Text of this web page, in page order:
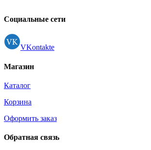
Регистрация
Социальные сети
VKontakte
Магазин
Каталог
Корзина
Оформить заказ
Обратная связь